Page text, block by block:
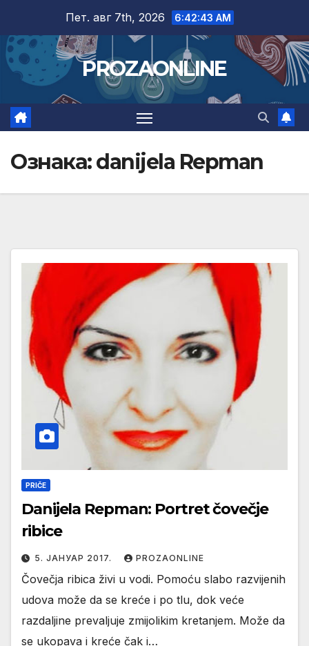
content
Пет. авг 7th, 2026 6:42:44 AM
PROZAONLINE
Ознака:danijela Repman
PRIČE
Danijela Repman: Portret čovečje
ribice
5. ЈАНУАР 2017. PROZAONLINE
Čovečja ribica živi u vodi. Pomoću slabo razvijenih
udova može da se kreće i po tlu, dok veće
razdaljine prevaljuje zmijolikim kretanjem. Može da
se ukopava i kreće čak i…